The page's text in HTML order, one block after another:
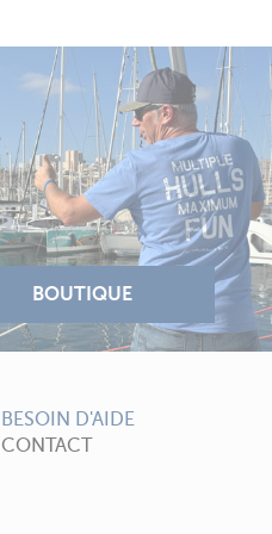
BESOIN D'AIDE
CONTACT